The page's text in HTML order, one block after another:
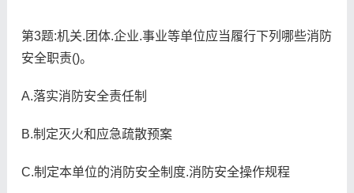
第3题:机关.团体.企业.事业等单位应当履行下列哪些消防
安全职责()。
A.落实消防安全责任制
B.制定灭火和应急疏散预案
C.制定本单位的消防安全制度.消防安全操作规程